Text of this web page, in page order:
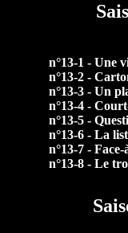
n°13-1 - Une
n°13-2 -
n°13-3 - Un
n°13-4 -
n°13-5 -
n°13-6 - La
n°13-7 - Face-
n°13-8 - Le